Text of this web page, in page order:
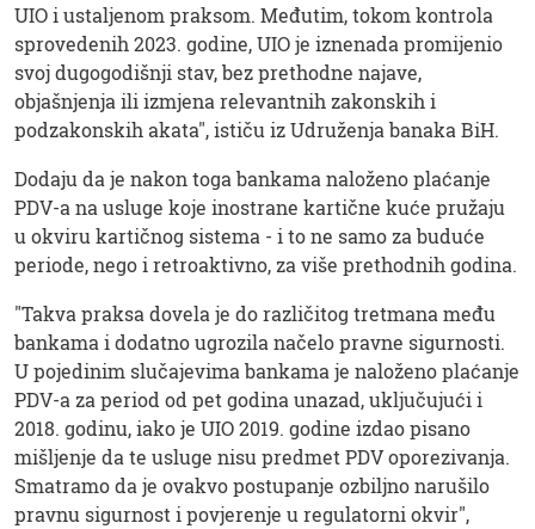
UIO i ustaljenom praksom. Međutim, tokom kontrola
sprovedenih 2023. godine, UIO je iznenada promijenio
svoj dugogodišnji stav, bez prethodne najave,
objašnjenja ili izmjena relevantnih zakonskih i
podzakonskih akata", ističu iz Udruženja banaka BiH.
Dodaju da je nakon toga bankama naloženo plaćanje
PDV-a na usluge koje inostrane kartične kuće pružaju
u okviru kartičnog sistema - i to ne samo za buduće
periode, nego i retroaktivno, za više prethodnih godina.
"Takva praksa dovela je do različitog tretmana među
bankama i dodatno ugrozila načelo pravne sigurnosti.
U pojedinim slučajevima bankama je naloženo plaćanje
PDV-a za period od pet godina unazad, uključujući i
2018. godinu, iako je UIO 2019. godine izdao pisano
mišljenje da te usluge nisu predmet PDV oporezivanja.
Smatramo da je ovakvo postupanje ozbiljno narušilo
pravnu sigurnost i povjerenje u regulatorni okvir",